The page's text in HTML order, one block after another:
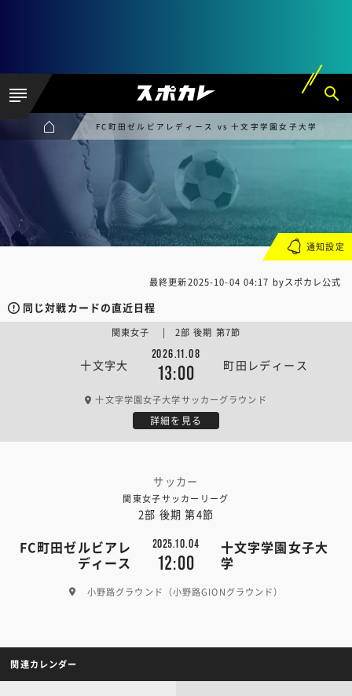
FC町田ゼルビアレディース vs 十文字学園女子大学
最終更新2025-10-04 04:17 byスポカレ公式
同じ対戦カードの直近日程
十文字大
2026.11.08
13:00 町田レディース
関東女子 | 2部 後期 第7節
十文字学園女子大学サッカーグラウンド
詳細を見る
サッカー
関東女子サッカーリーグ
2部 後期 第4節
FC町田ゼルビアレ
ディース
2025.10.04
12:00
十文字学園女子大
学
小野路グラウンド（小野路GIONグラウンド）
通知設定
関連カレンダー